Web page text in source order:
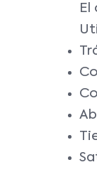
El